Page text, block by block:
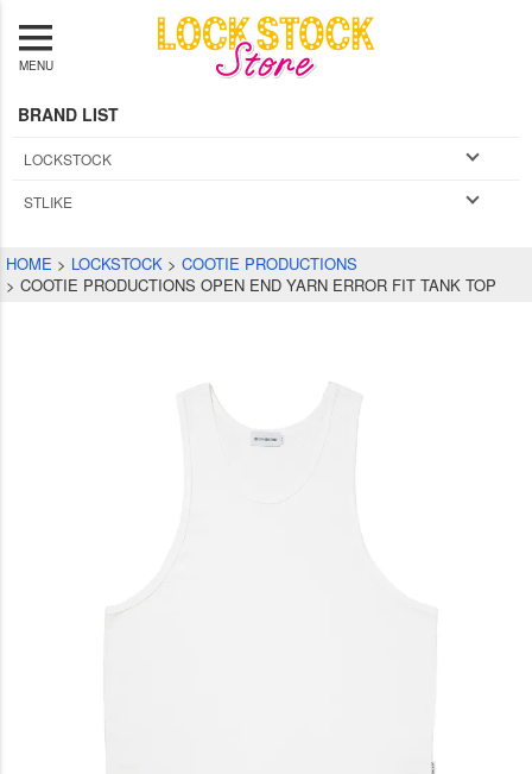
MENU
BRAND LIST
LOCKSTOCK
STLIKE
HOME LOCKSTOCK
COOTIE PRODUCTIONS
COOTIE PRODUCTIONS OPEN END YARN ERROR FIT TANK TOP